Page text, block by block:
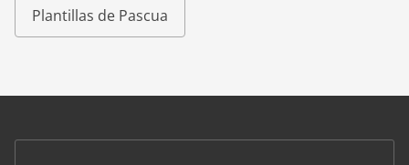
Plantillas de Pascua